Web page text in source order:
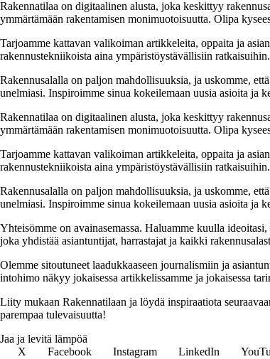
Rakennatilaa on digitaalinen alusta, joka keskittyy
ymmärtämään rakentamisen monimuotoisuutta. Olipa
Tarjoamme kattavan valikoiman artikkeleita, oppaita ja
rakennustekniikoista aina ympäristöystävällisiin
Rakennusalalla on paljon mahdollisuuksia, ja uskomme,
unelmiasi. Inspiroimme sinua kokeilemaan uusia asioita ja
Rakennatilaa on digitaalinen alusta, joka keskittyy
ymmärtämään rakentamisen monimuotoisuutta. Olipa
Tarjoamme kattavan valikoiman artikkeleita, oppaita ja
rakennustekniikoista aina ympäristöystävällisiin
Rakennusalalla on paljon mahdollisuuksia, ja uskomme,
unelmiasi. Inspiroimme sinua kokeilemaan uusia asioita ja
Yhteisömme on avainasemassa. Haluamme kuulla
joka yhdistää asiantuntijat, harrastajat ja kaikki
Olemme sitoutuneet laadukkaaseen journalismiin ja
intohimo näkyy jokaisessa artikkelissamme ja jokaisessa
Liity mukaan Rakennatilaan ja löydä inspiraatiota
parempaa tulevaisuutta!
Jaa ja levitä lämpöä
X
Facebook Instagram LinkedIn